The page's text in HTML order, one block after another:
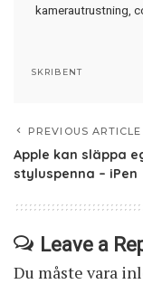
kamerautrustning,
SKRIBENT
PREVIOUS ARTICLE
Apple kan släppa
styluspenna – iPen
Leave a
Du måste vara